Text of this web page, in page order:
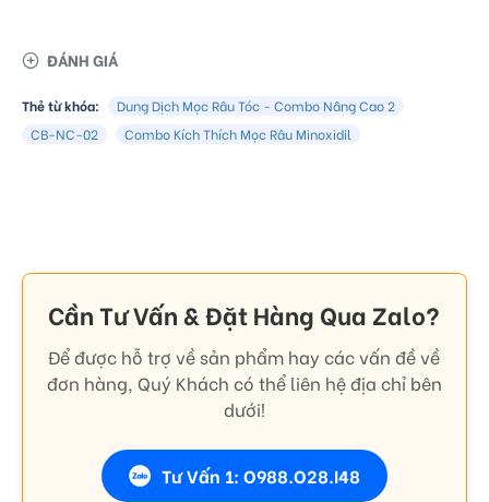
ĐÁNH GIÁ
Thẻ từ khóa:
Dung Dịch Mọc Râu Tóc - Combo Nâng Cao 2
CB-NC-02
Combo Kích Thích Mọc Râu Minoxidil
Cần Tư Vấn & Đặt Hàng Qua Zalo?
Để được hỗ trợ về sản phẩm hay các vấn đề về
đơn hàng, Quý Khách có thể liên hệ địa chỉ bên
dưới!
Tư Vấn 1: O988.O28.I48